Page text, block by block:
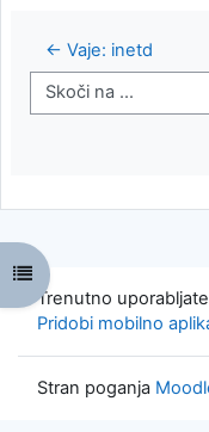
Odpri kazalo predmeta
← Vaje: inetd
Skoči na ...
Trenutno
Pridobi mobilno
Stran poganja